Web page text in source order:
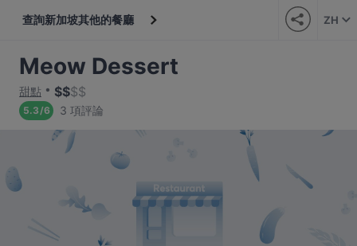
查詢新加坡其他的餐廳 ZH
Meow Dessert
甜點 $$$$
5.3/6 3 項評論